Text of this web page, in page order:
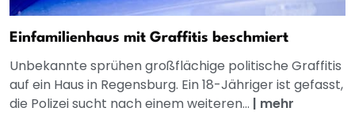
Einfamilienhaus mit Graffitis beschmiert
Unbekannte sprühen großflächige politische Graffitis
auf ein Haus in Regensburg. Ein 18-Jähriger ist gefasst,
die Polizei sucht nach einem weiteren... | mehr